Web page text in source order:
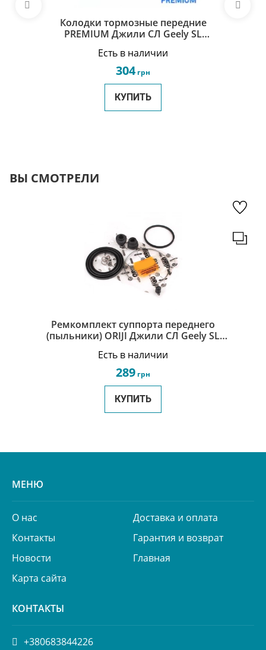
Колодки тормозные передние
PREMIUM Джили СЛ Geely SL
Есть в наличии
304грн
КУПИТЬ
ВЫ СМОТРЕЛИ
Ремкомплект суппорта переднего
(пыльники) ORIJI Джили СЛ Geely SL
Есть в наличии
289 грн
КУПИТЬ
МЕНЮ
О нас
Доставка и оплата
Контакты
Гарантия и возврат
Новости
Главная
Карта сайта
КОНТАКТЫ
+380683844226